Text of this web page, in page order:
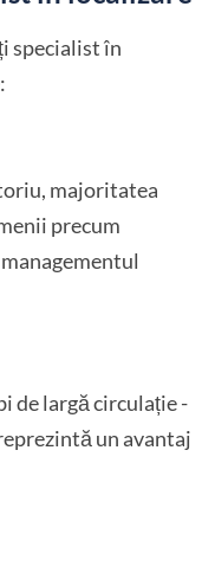
specialist în
majoritatea
precum
de largă circulație -
un avantaj